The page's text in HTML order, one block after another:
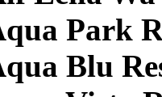
Park
Blu